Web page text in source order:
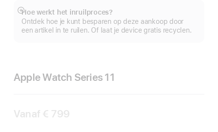
Hoe werkt het inruilproces?
Ontdek hoe je kunt besparen op deze aankoop door
een artikel in te ruilen. Of laat je device gratis recyclen.
Meer
Apple Watch Series 11
Vanaf € 799